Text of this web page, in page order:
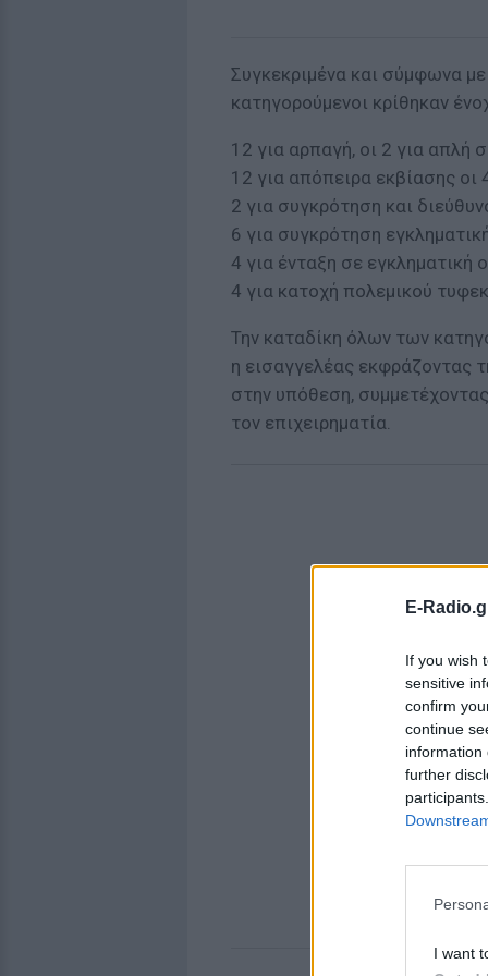
E-
If you wish
sensitive
confirm
continue
information
further
I want
Συγκεκριμένα και σύμφωνα
κατηγορούμενοι κρίθηκαν
12 για αρπαγή, οι 2 για απλή
12 για απόπειρα εκβίασης οι
2 για συγκρότηση και
6 για συγκρότηση
4 για ένταξη σε εγκληματική
4 για κατοχή πολεμικού
Την καταδίκη όλων των
η εισαγγελέας εκφράζοντας
στην υπόθεση,
τον επιχειρηματία.